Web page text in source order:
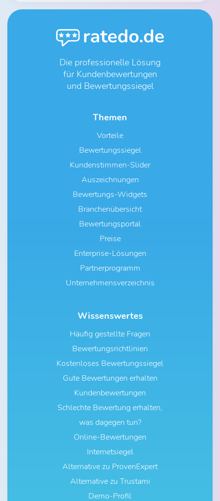
Die professionelle Lösung
für Kundenbewertungen
und Bewertungssiegel
Themen
Vorteile
Bewertungssiegel
Kundenstimmen-Slider
Auszeichnungen
Bewertungs-Widgets
Branchenübersicht
Bewertungsportal
Preise
Enterprise-Lösungen
Partnerprogramm
Unternehmensverzeichnis
Wissenswertes
Häufig gestellte Fragen
Bewertungsrichtlinien
Kostenloses Bewertungssiegel
Gute Bewertungen erhalten
Kundenbewertungen
Schlechte Bewertung erhalten,
was dagegen tun?
Online-Bewertungen
Internetsiegel
Alternative zu ProvenExpert
Alternative zu Trustami
Demo-Profil